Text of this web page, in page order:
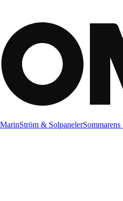
MarinStröm & Solpaneler